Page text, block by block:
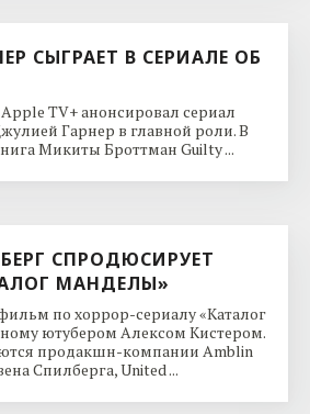
СЫГРАЕТ В СЕРИАЛЕ ОБ
TV+ анонсировал сериал
Гарнер в главной роли. В
Микиты Броттман Guilty ...
СПРОДЮСИРУЕТ
МАНДЕЛЫ»
по хоррор-сериалу «Каталог
ютубером Алексом Кистером.
продакшн-компании Amblin
Спилберга, United ...